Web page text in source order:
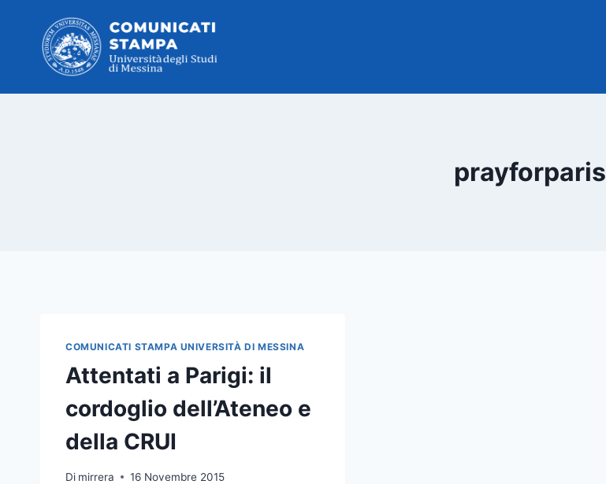
contenuto
prayforparis
COMUNICATI STAMPA UNIVERSITÀ DI MESSINA
Attentati a Parigi: il
cordoglio dell’Ateneo e
della CRUI
Di mirrera 16 Novembre 2015